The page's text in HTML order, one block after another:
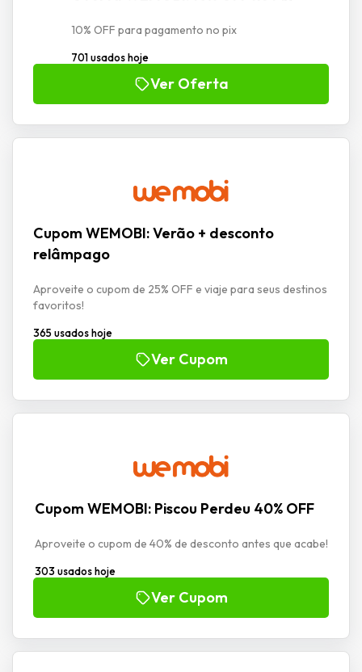
10% OFF para pagamento no pix
701 usados hoje
Ver Oferta
Cupom WEMOBI: Verão + desconto
relâmpago
Aproveite o cupom de 25% OFF e viaje para seus destinos
favoritos!
365 usados hoje
Ver Cupom
Cupom WEMOBI: Piscou Perdeu 40% OFF
Aproveite o cupom de 40% de desconto antes que acabe!
303 usados hoje
Ver Cupom